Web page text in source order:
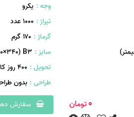
0تومان
وجه : یکرو
تیراژ : 1000 عدد
گرماژ : ۱۷۰ گرم
سایز : B۳ (۴۸۰×۳۴۰ میلیمتر)
تحویل : 400 روز کاری
طراحی : بدون
سفارش